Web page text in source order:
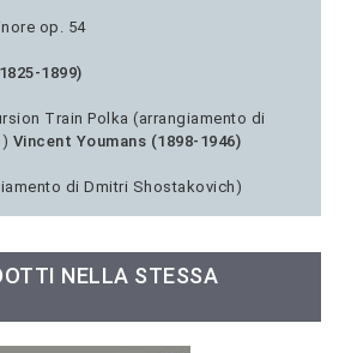
op. 54
1899)
Train Polka (arrangiamento di
Vincent Youmans (1898-1946)
di Dmitri Shostakovich)
NELLA STESSA